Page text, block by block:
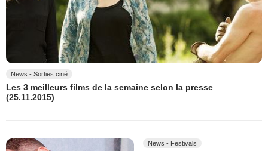
News - Sorties ciné
Les 3 meilleurs films de la semaine selon la presse
(25.11.2015)
News - Festivals